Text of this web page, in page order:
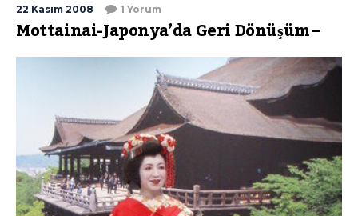
22 Kasım 2008 1 Yorum
Mottainai-Japonya’da Geri Dönüşüm –